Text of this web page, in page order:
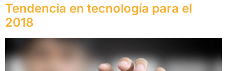
Tendencia en tecnología para el
2018